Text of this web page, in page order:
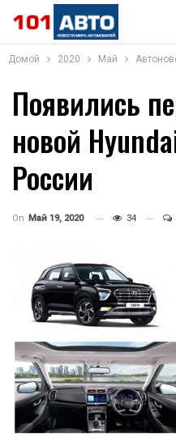
Домой 2020 Май
Появились
новой
России
On Май 19, 2020 34